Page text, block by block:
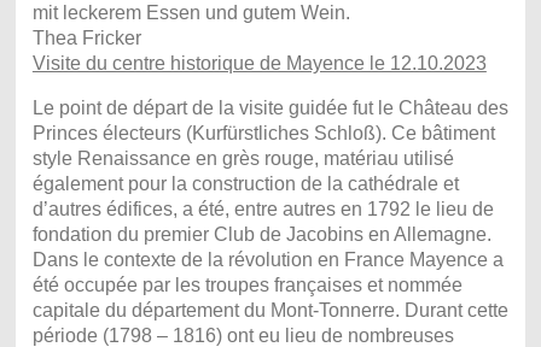
mit leckerem Essen und gutem Wein.
Thea Fricker
Visite du centre historique de Mayence le 12.10.2023
Le point de départ de la visite guidée fut le Château des
Princes électeurs (Kurfürstliches Schloß). Ce bâtiment
style Renaissance en grès rouge, matériau utilisé
également pour la construction de la cathédrale et
d’autres édifices, a été, entre autres en 1792 le lieu de
fondation du premier Club de Jacobins en Allemagne.
Dans le contexte de la révolution en France Mayence a
été occupée par les troupes françaises et nommée
capitale du département du Mont-Tonnerre. Durant cette
période (1798 – 1816) ont eu lieu de nombreuses